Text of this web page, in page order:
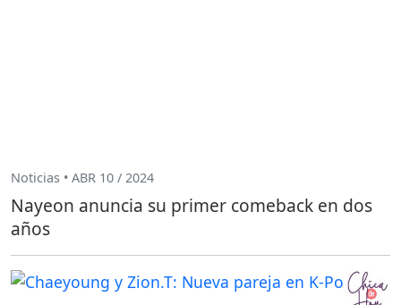
Noticias • ABR 10 / 2024
Nayeon anuncia su primer comeback en dos
años